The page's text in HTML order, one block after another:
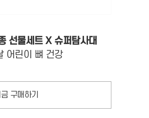
선물세트 X 슈퍼탐사대
어린이 뼈 건강
구매하기